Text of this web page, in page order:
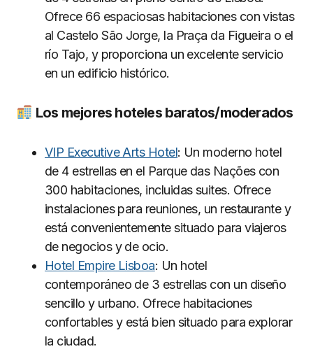
Ofrece 66 espaciosas habitaciones con vistas
al Castelo São Jorge, la Praça da Figueira o el
río Tajo, y proporciona un excelente servicio
en un edificio histórico.
Los mejores hoteles baratos/moderados
VIP Executive Arts Hotel: Un moderno hotel
de 4 estrellas en el Parque das Nações con
300 habitaciones, incluidas suites. Ofrece
instalaciones para reuniones, un restaurante y
está convenientemente situado para viajeros
de negocios y de ocio.
Hotel Empire Lisboa: Un hotel
contemporáneo de 3 estrellas con un diseño
sencillo y urbano. Ofrece habitaciones
confortables y está bien situado para explorar
la ciudad.